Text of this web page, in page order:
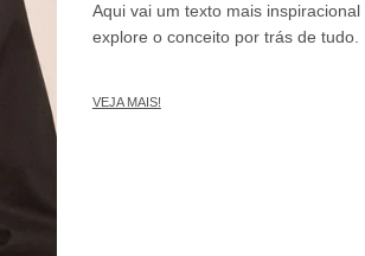
Aqui vai um texto mais
explore o conceito por trás de tudo.
VEJA MAIS!